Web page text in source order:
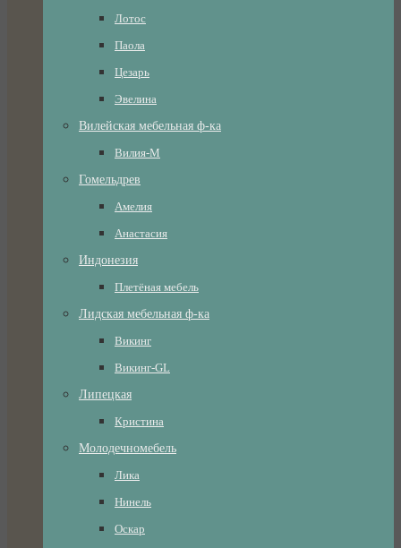
Лотос
Паола
Цезарь
Эвелина
Вилейская мебельная ф-ка
Вилия-М
Гомельдрев
Амелия
Анастасия
Индонезия
Плетёная мебель
Лидская мебельная ф-ка
Викинг
Викинг-GL
Липецкая
Кристина
Молодечномебель
Лика
Нинель
Оскар